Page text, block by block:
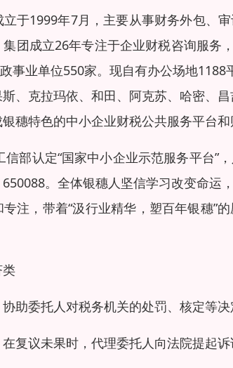
于1999年7月，主要从事财务外包、
团成立26年专注于企业财税咨询服务
事业单位550家。现自有办公场地
、克拉玛依、和田、阿克苏、哈密、
穗特色的中小企业财税公共服务平台和
信部认定“国家中小企业示范服务平台”
。全体银穗人坚信学习改变命运
注，带着“汲行业精华，塑百年银穗”
助委托人对税务机关的处罚、核定等决
复议未果时，代理委托人向法院提起诉